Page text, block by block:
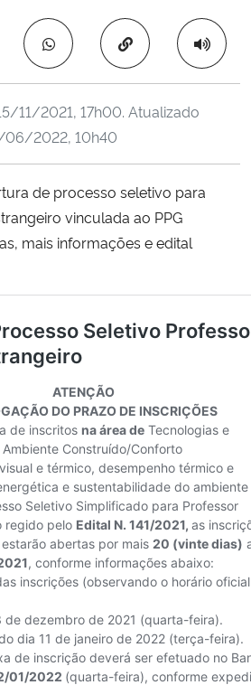
Inovações e Comunicações
e dos Direitos Humanos
Copiar para área
11/2021, 17h00. Atualizado
06/2022, 10h40
de processo seletivo para
vinculada ao PPG
mais informações e edital